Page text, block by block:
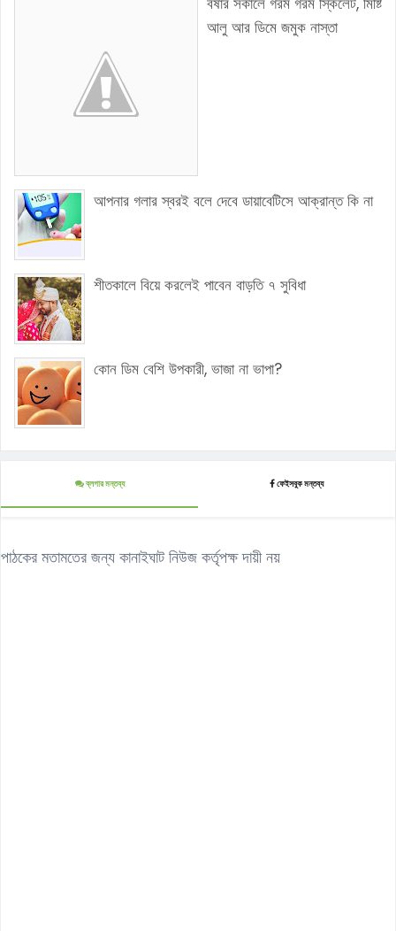
আলু আর ডিমে জমুক নাস্তা
আপনার গলার স্বরই বলে দেবে ডায়াবেটিসে আক্রান্ত কি না
শীতকালে বিয়ে করলেই পাবেন বাড়তি ৭ সুবিধা
কোন ডিম বেশি উপকারী, ভাজা না ভাপা?
ব্লগার মন্তব্য ফেইসবুক মন্তব্য
পাঠকের মতামতের জন্য কানাইঘাট নিউজ কর্তৃপক্ষ দায়ী নয়